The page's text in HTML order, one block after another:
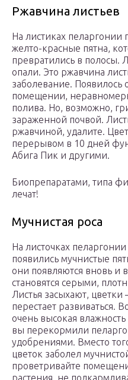
Ржавчина листьев
На листиках пеларгонии
желто-красные пятна,
превратились в полосы.
опали. Это ржавчина
заболевание. Появилось
помещении,
полива. Но, возможно,
зараженной почвой.
ржавчиной, удалите.
перерывом в 10 дней
Абига Пик и другими.
Биопрепаратами, типа
лечат!
Мучнистая роса
На листочках
появились мучнистые
они появляются вновь и
становятся серыми,
Листья засыхают, цветки
перестает развиваться.
очень высокая
вы перекормили
удобрениями. Вместо
цветок заболел
проветривайте
растения, не